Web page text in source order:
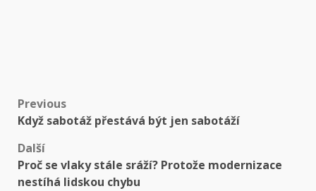
Post
navigation
Previous
Když sabotáž přestává být jen sabotáží
Další
Proč se vlaky stále sráží? Protože modernizace
nestíhá lidskou chybu